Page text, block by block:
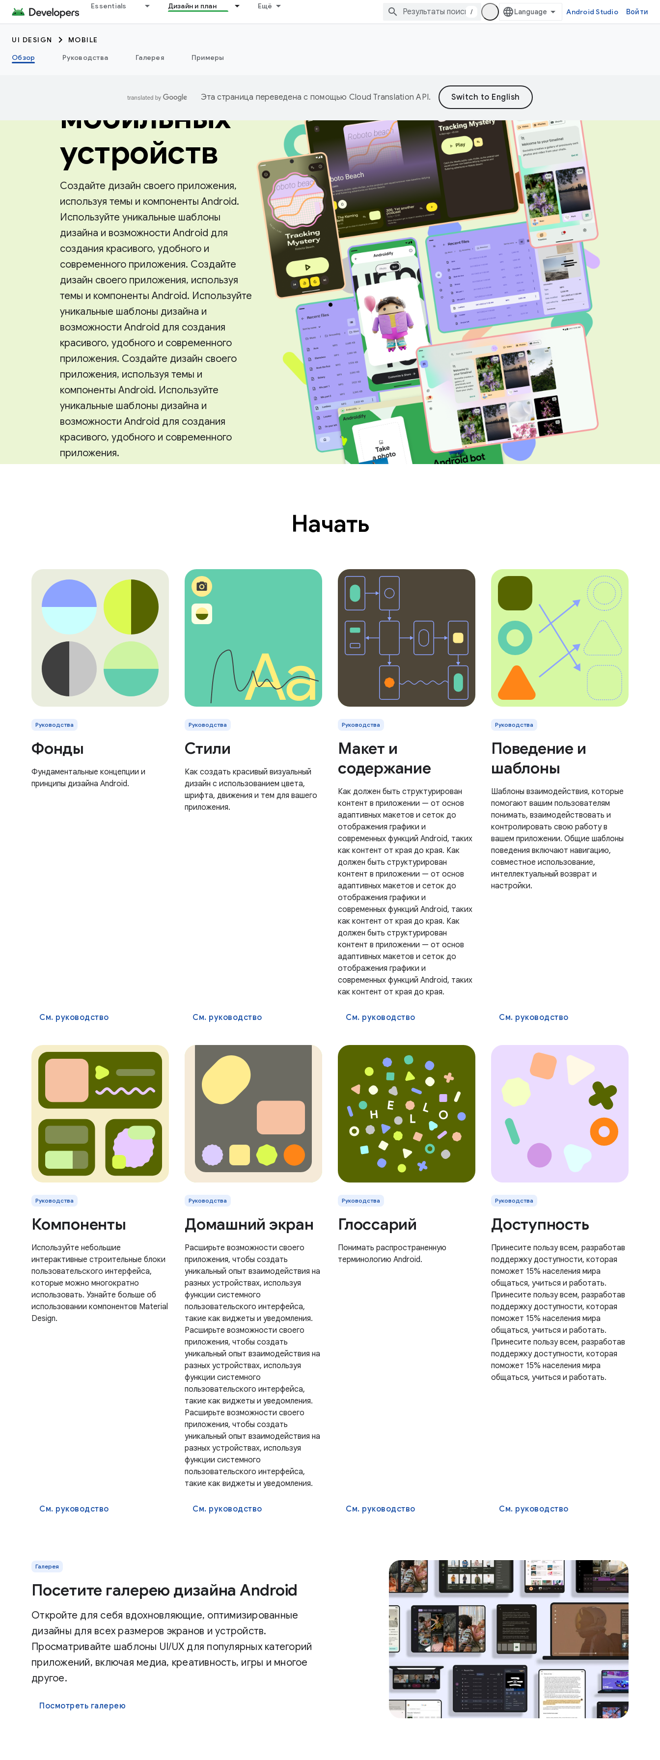
Essentials Дизайн и план Ещё
/ Android Studio Войти
UI DESIGN
MOBILE
Обзор
Руководства Галерея Примеры
Эта страница переведена с помощью Cloud Translation API.
мобильных
устройств
Создайте дизайн своего приложения,
используя темы и компоненты Android.
Используйте уникальные шаблоны
дизайна и возможности Android для
создания красивого, удобного и
современного приложения. Создайте
дизайн своего приложения, используя
темы и компоненты Android. Используйте
уникальные шаблоны дизайна и
возможности Android для создания
красивого, удобного и современного
приложения. Создайте дизайн своего
приложения, используя темы и
компоненты Android. Используйте
уникальные шаблоны дизайна и
возможности Android для создания
красивого, удобного и современного
приложения.
Начать
Руководства
Фонды
Фундаментальные концепции и
принципы дизайна Android.
См. руководство
Руководства
Стили
Как создать красивый визуальный
дизайн с использованием цвета,
шрифта, движения и тем для вашего
приложения.
См. руководство
Руководства
Макет и
содержание
Как должен быть структурирован
контент в приложении — от основ
адаптивных макетов и сеток до
отображения графики и
современных функций Android, таких
как контент от края до края. Как
должен быть структурирован
контент в приложении — от основ
адаптивных макетов и сеток до
отображения графики и
современных функций Android, таких
как контент от края до края. Как
должен быть структурирован
контент в приложении — от основ
адаптивных макетов и сеток до
отображения графики и
современных функций Android, таких
как контент от края до края.
См. руководство
Руководства
Поведение и
шаблоны
Шаблоны взаимодействия, которые
помогают вашим пользователям
понимать, взаимодействовать и
контролировать свою работу в
вашем приложении. Общие шаблоны
поведения включают навигацию,
совместное использование,
интеллектуальный возврат и
настройки.
См. руководство
Руководства
Компоненты
Используйте небольшие
интерактивные строительные блоки
пользовательского интерфейса,
которые можно многократно
использовать. Узнайте больше об
использовании компонентов Material
Design.
См. руководство
Руководства
Домашний экран
Расширьте возможности своего
приложения, чтобы создать
уникальный опыт взаимодействия на
разных устройствах, используя
функции системного
пользовательского интерфейса,
такие как виджеты и уведомления.
Расширьте возможности своего
приложения, чтобы создать
уникальный опыт взаимодействия на
разных устройствах, используя
функции системного
пользовательского интерфейса,
такие как виджеты и уведомления.
Расширьте возможности своего
приложения, чтобы создать
уникальный опыт взаимодействия на
разных устройствах, используя
функции системного
пользовательского интерфейса,
такие как виджеты и уведомления.
См. руководство
Руководства
Глоссарий
Понимать распространенную
терминологию Android.
См. руководство
Руководства
Доступность
Принесите пользу всем, разработав
поддержку доступности, которая
поможет 15% населения мира
общаться, учиться и работать.
Принесите пользу всем, разработав
поддержку доступности, которая
поможет 15% населения мира
общаться, учиться и работать.
Принесите пользу всем, разработав
поддержку доступности, которая
поможет 15% населения мира
общаться, учиться и работать.
См. руководство
Галерея
Посетите галерею дизайна Android
Откройте для себя вдохновляющие, оптимизированные
дизайны для всех размеров экранов и устройств.
Просматривайте шаблоны UI/UX для популярных категорий
приложений, включая медиа, креативность, игры и многое
другое.
Посмотреть галерею